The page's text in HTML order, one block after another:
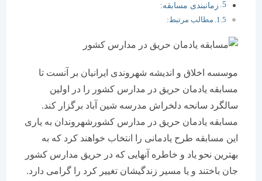
زمانبندی مسابقه:
مطالب مرتبط:
موسسه اخلاق و اندیشه شهروندی ایرانیان بر آنست تا
مسابقه یادمان حریق در مدارس کشور را در اولین
سالگرد سانحه دلخراش مدرسه شین آباد برگزار کند.
مسابقه یادمان حریق در مدارس کشورشهروندان به یاری
این مسابقه طرح یادمانی را انتخاب خواهند کرد که به
بهترین نحو یاد و خاطره آنهایی که در حریق مدارس کشور
جان باختند و یا مسیر زندگیشان تغییر کرد را گرامی دارد.